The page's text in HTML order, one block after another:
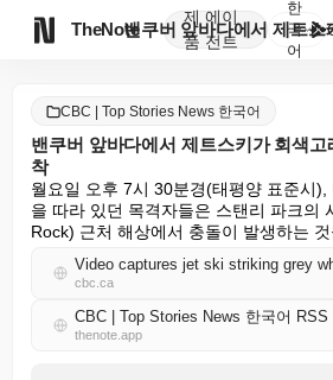
TheNote
제
품
에이
전트
한
국
어
CBC | Top Stories News 한국어
밴쿠버 앞바다에서 제트스키가 회색
착
월요일 오후 7시 30분경(태평양 표준시
을 따라 있던 목격자들은 스탠리 파크의
Rock) 근처 해상에서 충돌이 발생하는 것
cbc.ca
CBC | Top Stories News 한국어 RSS
thenote.app